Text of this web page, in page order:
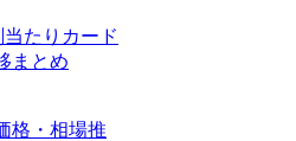
格・相場推